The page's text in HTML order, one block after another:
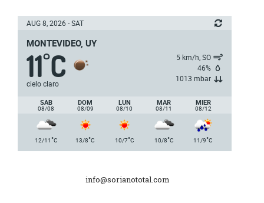
Batallón “Asencio” de Infantería N° 5
nacionales de AUVO
Delegación de la Embajada de Japón
AUG 8, 2026 - SAT
MONTEVIDEO, UY
11°C
cielo claro
5 km/h, SO
46%
1013 mbar
SAB
08/08
DOM
08/09
LUN
08/10
MAR
08/11
MIER
08/12
12/11°C 13/8°C 10/7°C 10/8°C 11/9°C
info@sorianototal.com